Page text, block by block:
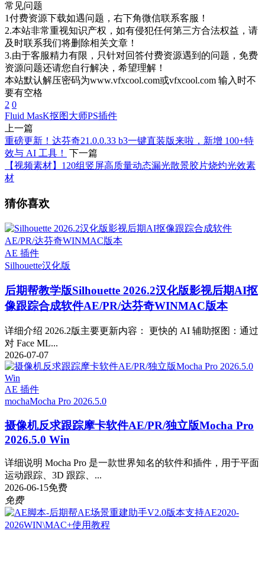
常见问题
1付费资源下载如遇问题，右下角微信联系客服！
2.本站非常重视知识产权，如有侵犯任何第三方合法权益，请
及时联系我们将删除相关文章！
3.由于客服精力有限，只针对回答付费资源遇到的问题，免费
资源问题还请您自行解决，希望理解！
本站默认解压密码为www.vfxcool.com或vfxcool.com 输入时不
要有空格
2 0
Fluid MasK抠图大师PS插件
上一篇
重磅更新！达芬奇21.0.0.33 b3一键直装版来啦，新增 100+特
效与 AI 工具！
下一篇
【视频素材】120组竖屏高质量动态漏光散景胶片烧灼光效素
材
猜你喜欢
AE 插件
Silhouette汉化版
后期帮教学版Silhouette 2026.2汉化版影视后期AI抠
像跟踪合成软件AE/PR/达芬奇WINMAC版本
详细介绍 2026.2版主要更新内容： 更快的 AI 辅助抠图：通过
对 Face ML...
2026-07-07
AE 插件
mochaMocha Pro 2026.5.0
摄像机反求跟踪摩卡软件AE/PR/独立版Mocha Pro
2026.5.0 Win
详细说明 Mocha Pro 是一款世界知名的软件和插件，用于平面
运动跟踪、3D 跟踪、...
2026-06-15免费
免费